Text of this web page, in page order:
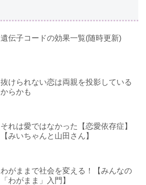
遺伝子コードの効果一覧(随時更新)
抜けられない恋は両親を投影している
からかも
それは愛ではなかった【恋愛依存症】
【みいちゃんと山田さん】
わがままで社会を変える！【みんなの
「わがまま」入門】